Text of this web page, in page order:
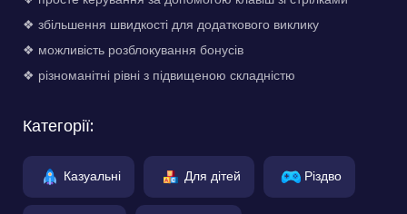
❖ збільшення швидкості для додаткового виклику
❖ можливість розблокування бонусів
❖ різноманітні рівні з підвищеною складністю
Категорії:
Казуальні Для дітей Різдво